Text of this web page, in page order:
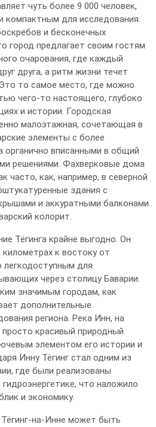
чуть более 9 000 человек,
компактным для исследования.
и бесконечных
город предлагает своим гостям
очарования, где каждый
друга, а ритм жизни течет
то самое место, где можно
чего-то настоящего, глубоко
и истории. Городская
малоэтажная, сочетающая в
элементы с более
органично вписанными в общий
решениями. Фахверковые дома
часто, как, например, в северной
здания с
и аккуратными балконами
колорит.
Тёгинга крайне выгодно. Он
к востоку от
легкодоступным для
через столицу Баварии.
значимым городам, как
дополнительные
региона. Река Инн, на
красивый природный
элементом его истории и
Инну Тёгинг стал одним из
где были реализованы
что наложило
и экономику.
на-Инне может быть